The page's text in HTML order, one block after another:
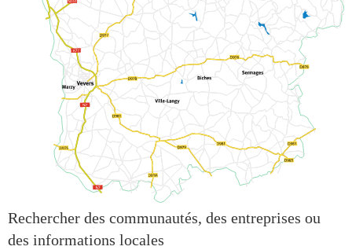
Rechercher des communautés, des entreprises ou
des informations locales